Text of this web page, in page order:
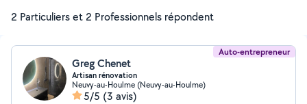
2 Particuliers et 2 Professionnels répondent
Auto-entrepreneur
Greg Chenet
Artisan rénovation
Neuvy-au-Houlme (Neuvy-au-Houlme)
5/5 (3 avis)